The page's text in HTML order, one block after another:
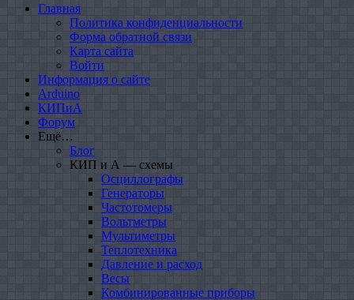
Главная
Политика конфиденциальности
Форма обратной связи
Карта сайта
Войти
Информация о сайте
Arduino
КИПиА
Форум
Ещё…
Блог
КИП и А — схемы
Осциллографы
Генераторы
Частотомеры
Вольтметры
Мультиметры
Теплотехника
Давление и расход
Весы
Комбинированные приборы